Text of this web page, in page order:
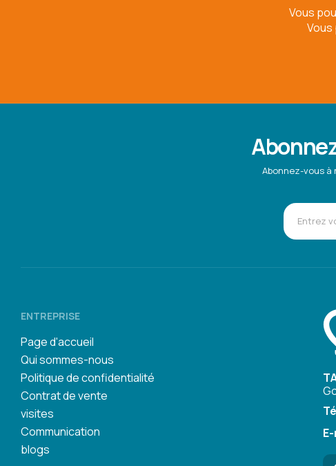
Vous
Abonnez-vous
ENTREPRISE
Page d'accueil
Qui sommes-nous
Politique de confidentialité
Contrat de vente
visites
Communication
blogs